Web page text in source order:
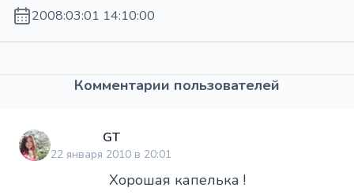
2008:03:01 14:10:00
Комментарии пользователей
GT
22 января 2010 в 20:01
Хорошая капелька !